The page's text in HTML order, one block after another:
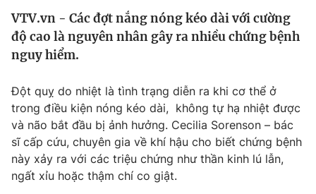
Thế giới
Thế giới đó đây
Câu chuyện quốc tế
Kinh tế
Tài chính
Thị trường
Góc doanh nghiệp
Dữ liệu và đời sống
Truyền hình
VTV.vn - Các đợt nắng nóng kéo dài với cường
độ cao là nguyên nhân gây ra nhiều chứng bệnh
nguy hiểm.
Đột quỵ do nhiệt là tình trạng diễn ra khi cơ thể ở
trong điều kiện nóng kéo dài, không tự hạ nhiệt được
và não bắt đầu bị ảnh hưởng. Cecilia Sorenson – bác
sĩ cấp cứu, chuyên gia về khí hậu cho biết chứng bệnh
này xảy ra với các triệu chứng như thần kinh lú lẫn,
ngất xỉu hoặc thậm chí co giật.